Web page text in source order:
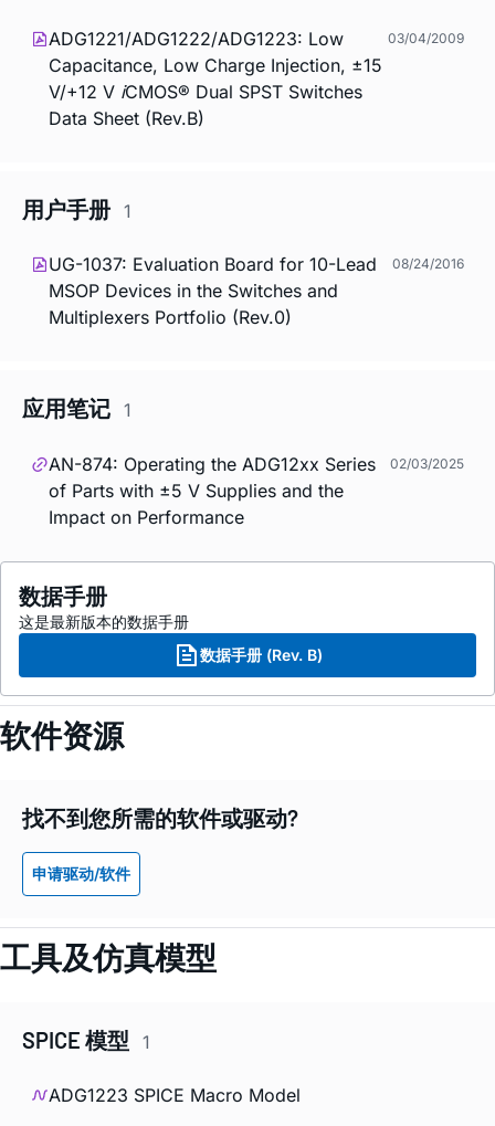
ADG1221/ADG1222/ADG1223: Low
Capacitance, Low Charge Injection, ±15
V/+12 V iCMOS® Dual SPST Switches
Data Sheet (Rev.B)
03/04/2009
用户手册 1
UG-1037: Evaluation Board for 10-Lead
MSOP Devices in the Switches and
Multiplexers Portfolio (Rev.0)
08/24/2016
应用笔记 1
AN-874: Operating the ADG12xx Series
of Parts with ±5 V Supplies and the
Impact on Performance
02/03/2025
数据手册
这是最新版本的数据手册
数据手册 (Rev. B)
软件资源
找不到您所需的软件或驱动?
申请驱动/软件
工具及仿真模型
SPICE 模型 1
ADG1223 SPICE Macro Model